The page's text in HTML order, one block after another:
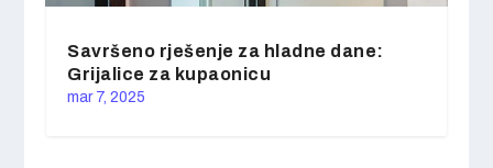
Savršeno rješenje za hladne dane:
Grijalice za kupaonicu
mar 7, 2025